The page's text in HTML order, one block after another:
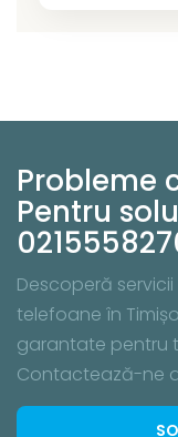
Probleme
Pentru
Descoperă
telefoane în
garantate pentru
Contactează-ne